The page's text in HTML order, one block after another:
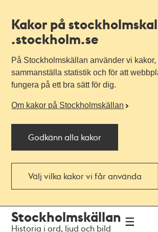
Kakor på
.stockholm.se
På Stockholmskällan använder vi
sammanställa statistik och för att
fungera på ett bra sätt för dig.
Om kakor på Stockholmskällan
Godkänn alla kakor
Välj vilka kakor vi får använda
navigationen
huvudinnehållet
Stockholmskällan
Historia i ord, ljud och bild